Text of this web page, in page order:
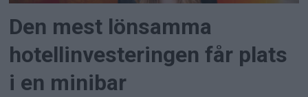
Den mest lönsamma
hotellinvesteringen får plats
i en minibar